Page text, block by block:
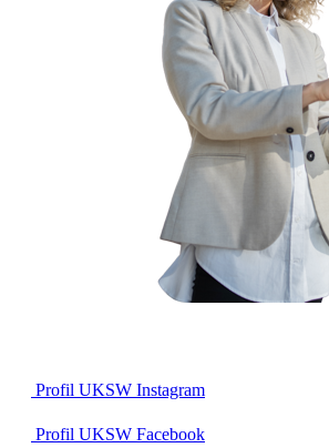
Profil UKSW Instagram
Profil UKSW Facebook